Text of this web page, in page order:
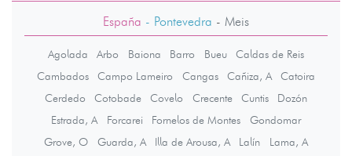
España - Pontevedra - Meis
Agolada Arbo Baiona Barro Bueu
Caldas de Reis
Cambados
Campo Lameiro Cangas Cañiza, A
Catoira
Cerdedo
Cotobade Covelo Crecente Cuntis
Dozón
Estrada, A
Forcarei Fornelos de Montes
Gondomar
Grove, O
Guarda, A Illa de Arousa, A Lalín
Lama, A